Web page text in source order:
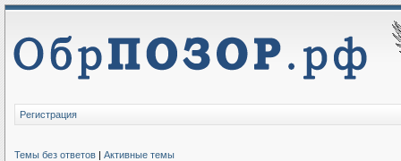
Регистрация
Темы без ответов | Активные темы